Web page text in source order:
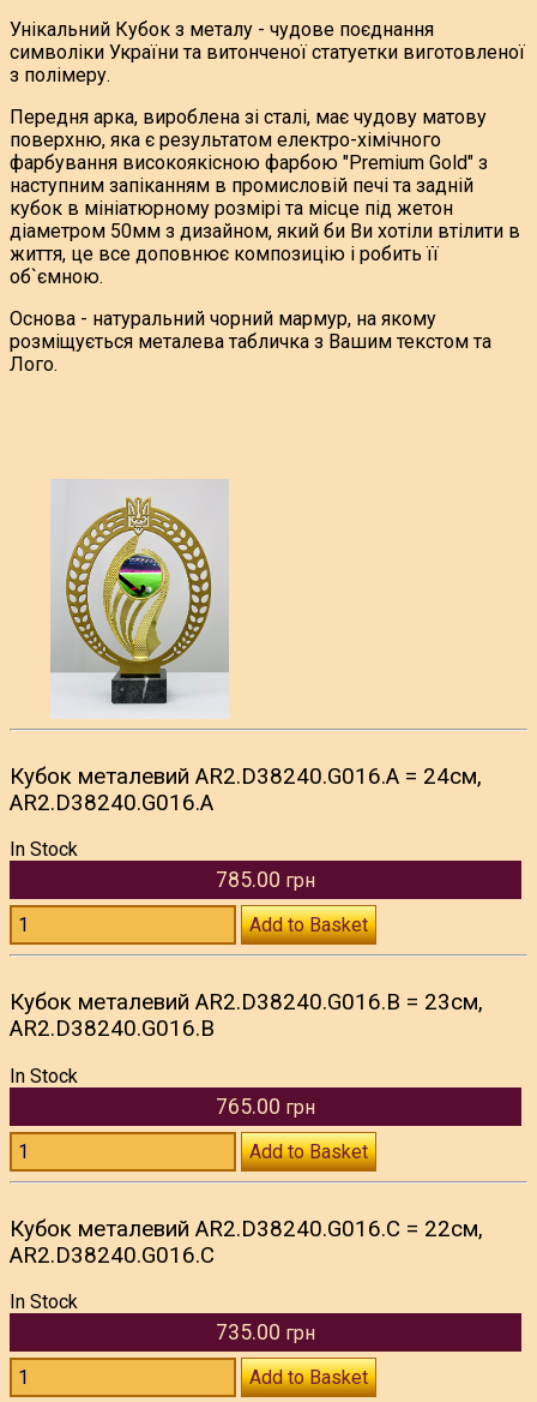
Унікальний Кубок з металу - чудове поєднання
символіки України та витонченої статуетки виготовленої
з полімеру.
Передня арка, вироблена зі сталі, має чудову матову
поверхню, яка є результатом електро-хімічного
фарбування високоякісною фарбою "Premium Gold" з
наступним запіканням в промисловій печі та задній
кубок в мініатюрному розмірі та місце під жетон
діаметром 50мм з дизайном, який би Ви хотіли втілити в
життя, це все доповнює композицію і робить її
об`ємною.
Основа - натуральний чорний мармур, на якому
розміщується металева табличка з Вашим текстом та
Лого.
Кубок металевий AR2.D38240.G016.А = 24см,
AR2.D38240.G016.А
In Stock
785.00 грн
Add to Basket
Кубок металевий AR2.D38240.G016.В = 23см,
AR2.D38240.G016.В
In Stock
765.00 грн
Add to Basket
Кубок металевий AR2.D38240.G016.С = 22см,
AR2.D38240.G016.С
In Stock
735.00 грн
Add to Basket